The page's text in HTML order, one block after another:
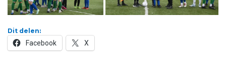
Dit delen:
Facebook X